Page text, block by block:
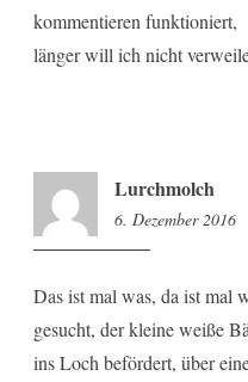
kommentieren funktioniert,
länger will ich nicht
Lurchmolch
6. Dezember 2016
Das ist mal was, da ist mal
gesucht, der kleine weiße
ins Loch befördert, über